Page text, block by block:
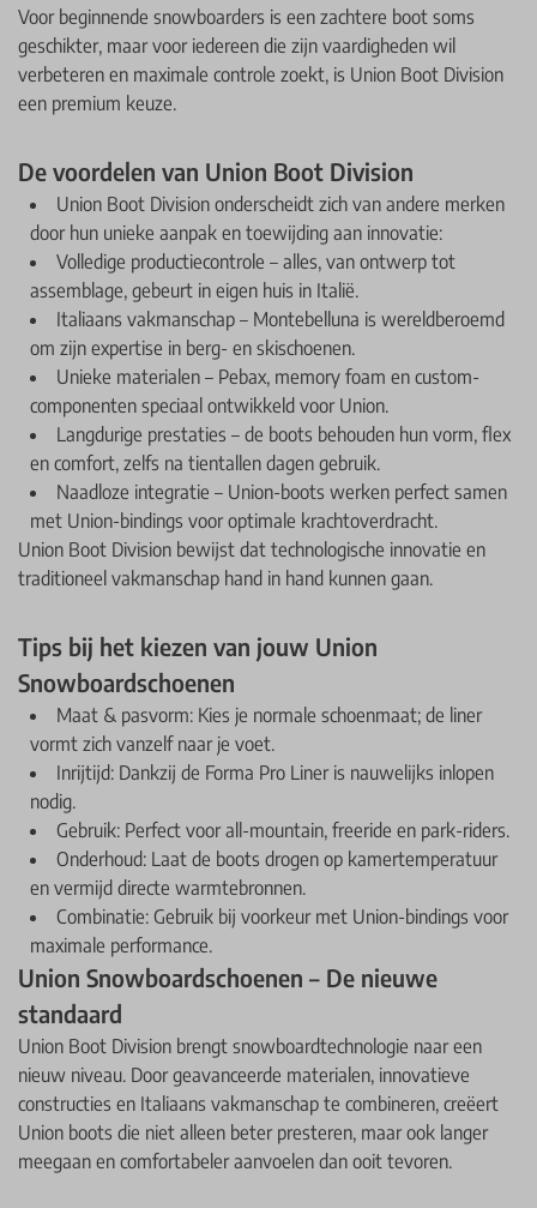
Voor beginnende snowboarders is een zachtere boot soms
geschikter, maar voor iedereen die zijn vaardigheden wil
verbeteren en maximale controle zoekt, is Union Boot Division
een premium keuze.
De voordelen van Union Boot Division
Union Boot Division onderscheidt zich van andere merken
door hun unieke aanpak en toewijding aan innovatie:
Volledige productiecontrole – alles, van ontwerp tot
assemblage, gebeurt in eigen huis in Italië.
Italiaans vakmanschap – Montebelluna is wereldberoemd
om zijn expertise in berg- en skischoenen.
Unieke materialen – Pebax, memory foam en custom-
componenten speciaal ontwikkeld voor Union.
Langdurige prestaties – de boots behouden hun vorm, flex
en comfort, zelfs na tientallen dagen gebruik.
Naadloze integratie – Union-boots werken perfect samen
met Union-bindings voor optimale krachtoverdracht.
Union Boot Division bewijst dat technologische innovatie en
traditioneel vakmanschap hand in hand kunnen gaan.
Tips bij het kiezen van jouw Union
Snowboardschoenen
Maat & pasvorm: Kies je normale schoenmaat; de liner
vormt zich vanzelf naar je voet.
Inrijtijd: Dankzij de Forma Pro Liner is nauwelijks inlopen
nodig.
Gebruik: Perfect voor all-mountain, freeride en park-riders.
Onderhoud: Laat de boots drogen op kamertemperatuur
en vermijd directe warmtebronnen.
Combinatie: Gebruik bij voorkeur met Union-bindings voor
maximale performance.
Union Snowboardschoenen – De nieuwe
standaard
Union Boot Division brengt snowboardtechnologie naar een
nieuw niveau. Door geavanceerde materialen, innovatieve
constructies en Italiaans vakmanschap te combineren, creëert
Union boots die niet alleen beter presteren, maar ook langer
meegaan en comfortabeler aanvoelen dan ooit tevoren.